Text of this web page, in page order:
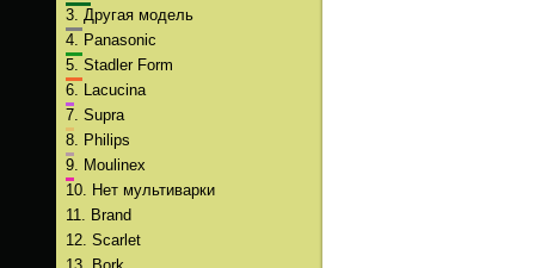
3. Другая модель
4.
Panasonic
5. Stadler Form
6.
Lacucina
7. Supra
8.
Philips
9.
Moulinex
10.
Нет мультиварки
11.
Brand
12. Scarlet